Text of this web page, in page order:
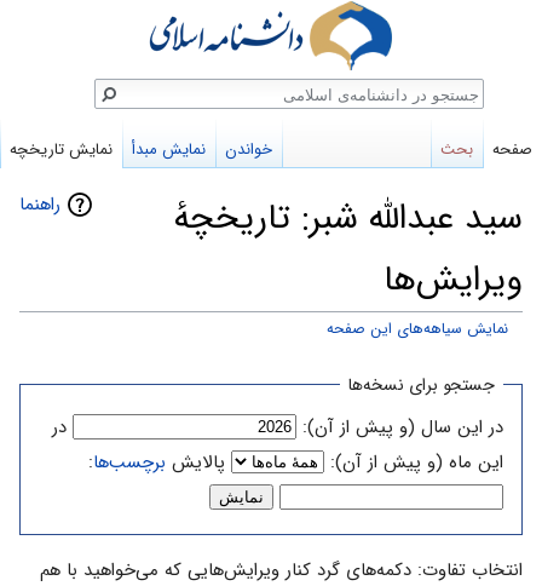
راهنما
سید عبدالله شبر: تاریخچهٔ
ویرایش‌ها
نمایش سیاهه‌های این صفحه
ناوبری
جستجو
جستجو برای نسخه‌ها
در این سال (و پیش از آن):
در
این ماه (و پیش از آن):
پالایش برچسب‌ها:
انتخاب تفاوت: دکمه‌های گرد کنار ویرایش‌هایی که می‌خواهید با هم
صفحه بحث خواندن نمایش مبدأ نمایش تاریخچه
جستجو